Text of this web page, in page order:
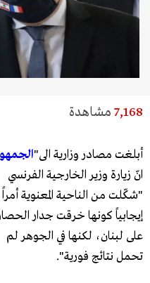
7,168 مشاهدة
أبلغت مصادر وزارية الى"
انّ زيارة وزير الخارجية الفرنسي
"شكّلت من الناحية المعنوية أمراً
إيجابياً كونها خرقت جدار
على لبنان، لكنها في الجوهر لم
تحمل نتائج فورية".